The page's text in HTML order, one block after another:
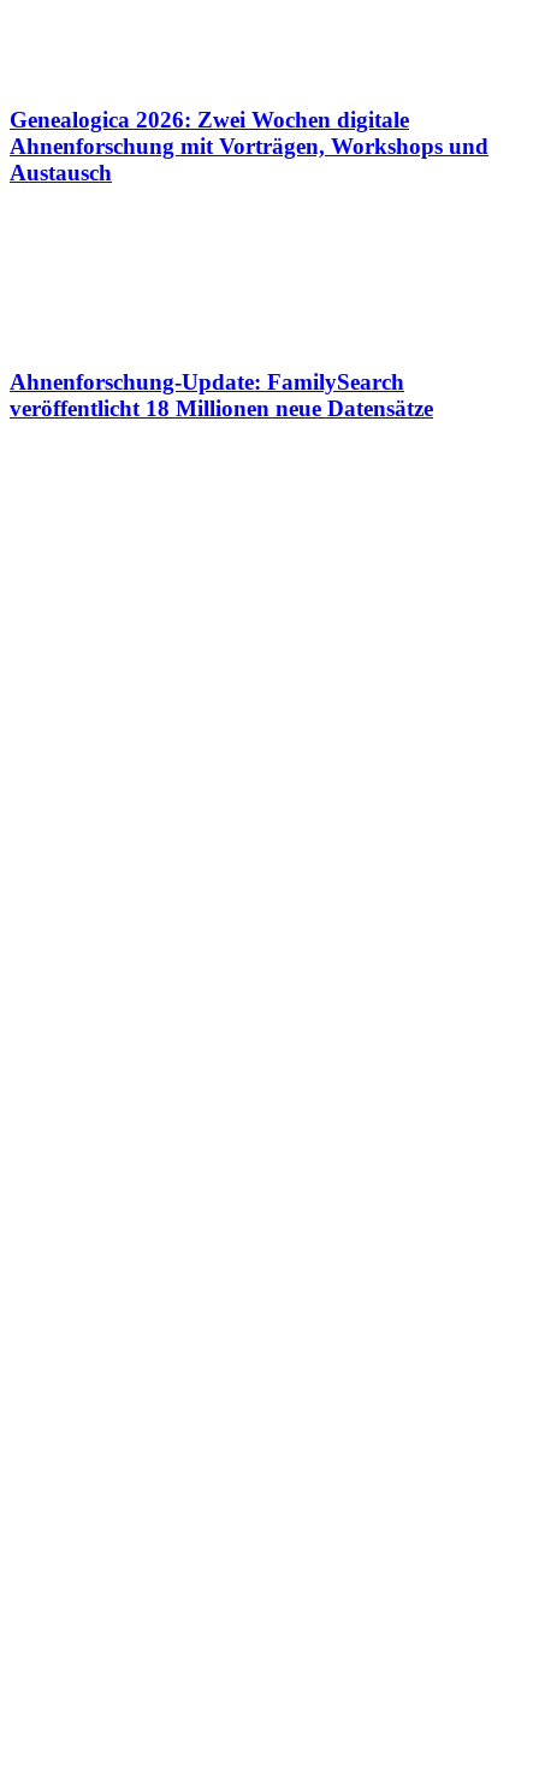
Genealogica 2026: Zwei Wochen digitale
Ahnenforschung mit Vorträgen, Workshops und
Austausch
Ahnenforschung-Update: FamilySearch
veröffentlicht 18 Millionen neue Datensätze